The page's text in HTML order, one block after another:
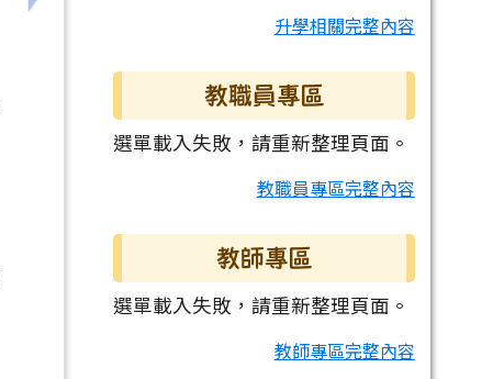
升學相關完整內容
教職員專區
選單載入失敗，請重新整理頁面。
教職員專區完整內容
教師專區
選單載入失敗，請重新整理頁面。
教師專區完整內容